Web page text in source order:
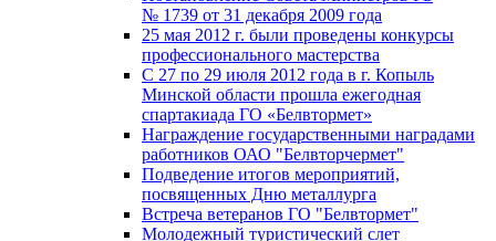
№ 1739 от 31 декабря 2009 года
25 мая 2012 г. были проведены конкурсы
профессионального мастерства
С 27 по 29 июля 2012 года в г. Копыль
Минской области прошла ежегодная
спартакиада ГО «Белвтормет»
Награждение государственными наградами
работников ОАО "Белвторчермет"
Подведение итогов мероприятий,
посвященных Дню металлурга
Встреча ветеранов ГО "Белвтормет"
Молодежный туристический слет